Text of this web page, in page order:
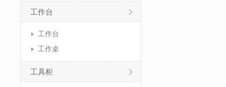
工作台
工作台
工作桌
工具柜